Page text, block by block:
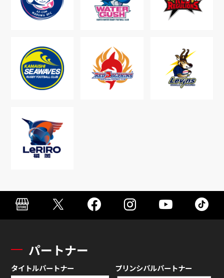
パートナー
タイトルパートナー プリンシパルパートナー